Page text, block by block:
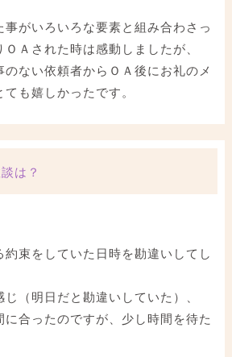
事がいろいろな要素と組み合わさっ
Ａされた時は感動しましたが、
のない依頼者からＯＡ後にお礼のメ
も嬉しかったです。
は？
約束をしていた日時を勘違いしてし
（明日だと勘違いしていた）、
に合ったのですが、少し時間を待た